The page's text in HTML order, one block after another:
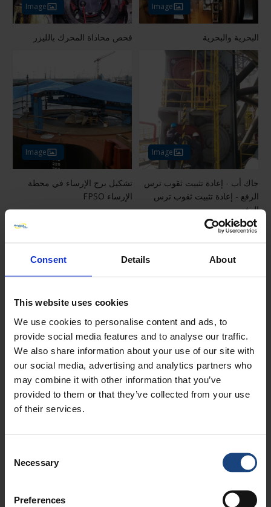
Consent Details About
This website uses cookies
We use cookies to personalise content and ads, to
provide social media features and to analyse our traffic.
We also share information about your use of our site with
our social media, advertising and analytics partners who
may combine it with other information that you’ve
provided to them or that they’ve collected from your use
of their services.
Selection
Necessary
Preferences
Image
البحرية والبحرية
Image
فحص محاذاة المحرك بالليزر
Image
جاك أب - إعادة تثبيت ثقوب ترس
الرفع - إعادة تثبيت ثقوب ترس
الرفع
Image
تشكيل برج الإرساء في محطة
الإرساء FPSO
Image
إعادة تجويف المحمل الرئيسي
للمحرك الرئيسي
Image
تشكيل مجلة محمل العمود
المرفقي